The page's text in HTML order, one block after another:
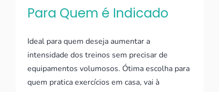
Para Quem é Indicado
Ideal para quem deseja aumentar a
intensidade dos treinos sem precisar de
equipamentos volumosos. Ótima escolha para
quem pratica exercícios em casa, vai à